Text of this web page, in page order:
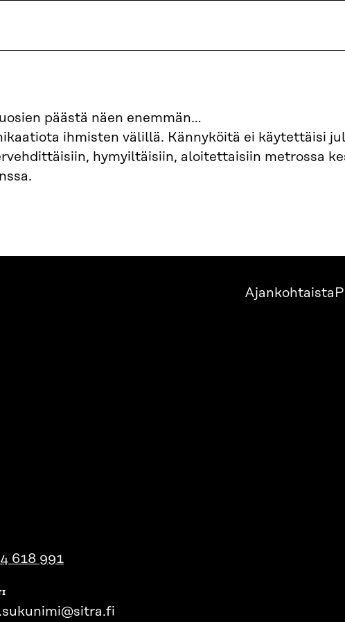
päästä näen enemmän…
ihmisten välillä. Kännyköitä ei käytettäisi
hymyiltäisiin, aloitettaisiin metrossa
Ajankohtaista
618 991